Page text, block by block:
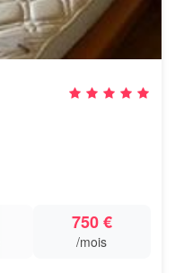
750 €
/mois